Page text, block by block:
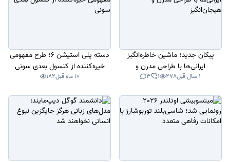
پیکان جدید؛ ماشین خاطره‌انگیز
ایرانی‌ها با طراحی مدرن و
هیجان‌انگیز
1 سال قبل 278
1
3
دسته پلی‌ استیشن 6؛ طرح مفهومی
خیره‌کننده از کنسول بعدی سونی
10 ماه قبل 182